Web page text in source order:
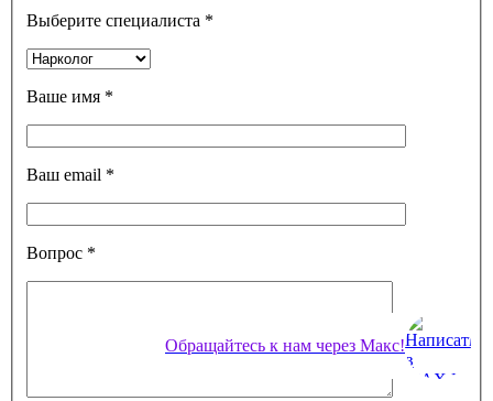
Выберите специалиста *
Ваше имя *
Ваш email *
Вопрос *
Обращайтесь к нам через Макс!